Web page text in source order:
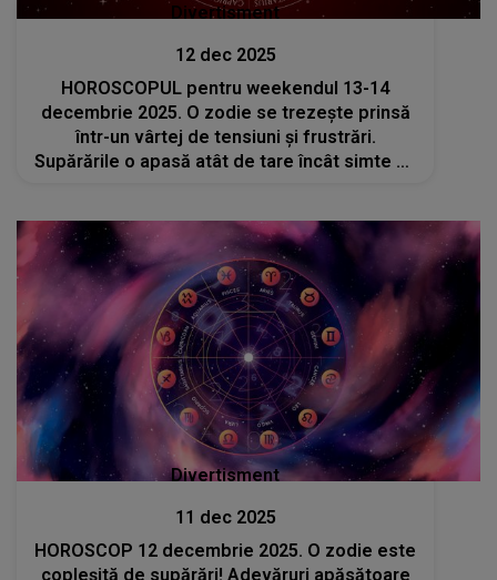
Divertisment
12 dec 2025
HOROSCOPUL pentru weekendul 13-14
decembrie 2025. O zodie se trezește prinsă
într-un vârtej de tensiuni și frustrări.
Supărările o apasă atât de tare încât simte că
Divertisment
11 dec 2025
HOROSCOP 12 decembrie 2025. O zodie este
copleșită de supărări! Adevăruri apăsătoare